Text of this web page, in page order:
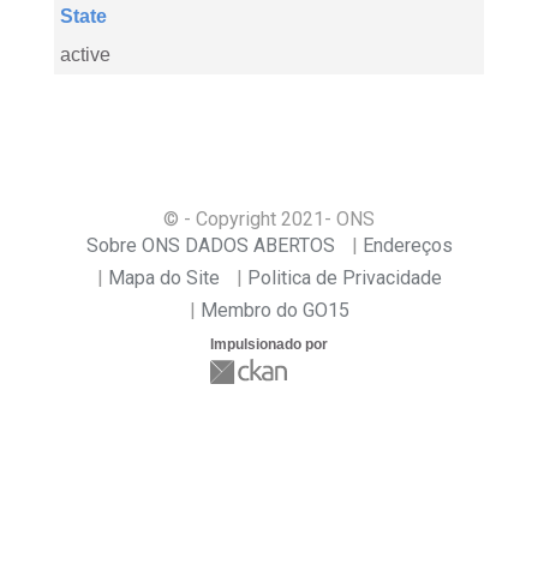
State
active
© - Copyright 2021 - ONS
Sobre ONS DADOS ABERTOS
Endereços
Mapa do Site
Politica de Privacidade
Membro do GO15
Impulsionado por